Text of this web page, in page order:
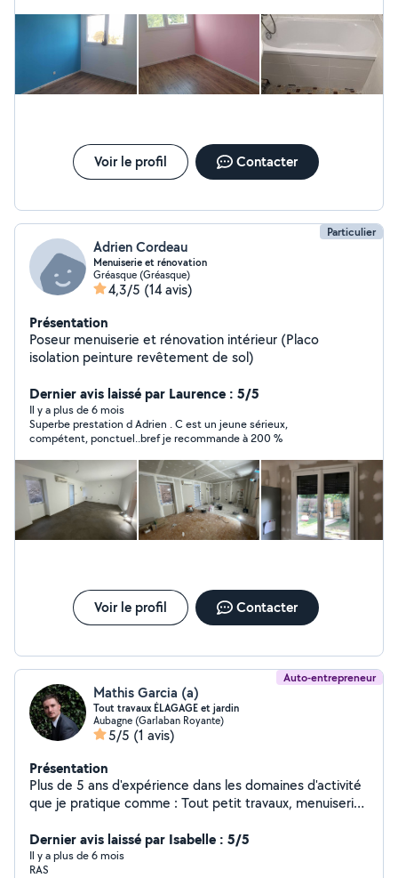
Voir le profil Contacter
Particulier
Adrien Cordeau
Menuiserie et rénovation
Gréasque (Gréasque)
4,3/5 (14 avis)
Présentation
Poseur menuiserie et rénovation intérieur (Placo
isolation peinture revêtement de sol)
Dernier avis laissé par Laurence : 5/5
Il y a plus de 6 mois
Superbe prestation d Adrien . C est un jeune sérieux,
compétent, ponctuel..bref je recommande à 200 %
Voir le profil Contacter
Auto-entrepreneur
Mathis Garcia (a)
Tout travaux ÉLAGAGE et jardin
Aubagne (Garlaban Royante)
5/5 (1 avis)
Présentation
Plus de 5 ans d'expérience dans les domaines d'activité
que je pratique comme : Tout petit travaux, menuiserie,
Dernier avis laissé par Isabelle : 5/5
Il y a plus de 6 mois
RAS